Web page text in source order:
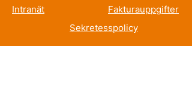
Fakturauppgifter
Intranät
Sekretesspolicy